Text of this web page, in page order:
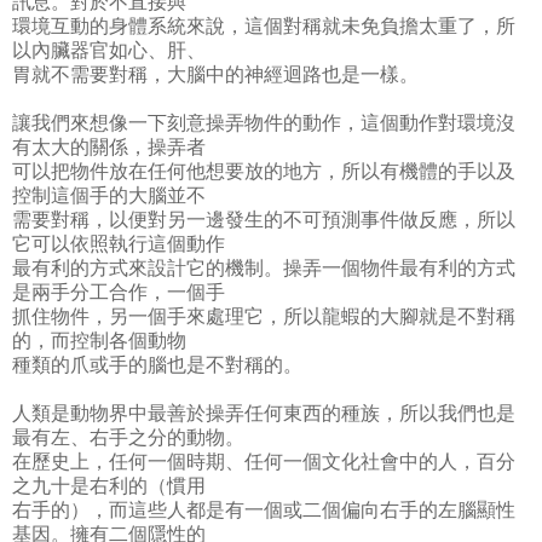
環境互動的身體系統來說，這個對稱就未免負擔太重了，所
以內臟器官如心、肝、
胃就不需要對稱，大腦中的神經迴路也是一樣。
讓我們來想像一下刻意操弄物件的動作，這個動作對環境沒
有太大的關係，操弄者
可以把物件放在任何他想要放的地方，所以有機體的手以及
控制這個手的大腦並不
需要對稱，以便對另一邊發生的不可預測事件做反應，所以
它可以依照執行這個動作
最有利的方式來設計它的機制。操弄一個物件最有利的方式
是兩手分工合作，一個手
抓住物件，另一個手來處理它，所以龍蝦的大腳就是不對稱
的，而控制各個動物
種類的爪或手的腦也是不對稱的。
人類是動物界中最善於操弄任何東西的種族，所以我們也是
最有左、右手之分的動物。
在歷史上，任何一個時期、任何一個文化社會中的人，百分
之九十是右利的（慣用
右手的），而這些人都是有一個或二個偏向右手的左腦顯性
基因。擁有二個隱性的